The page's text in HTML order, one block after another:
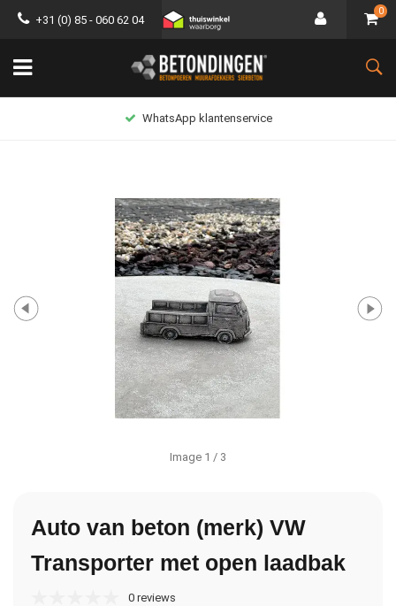
+31 (0) 85 - 060 62 04
0
WhatsApp klantenservice
Image 1 / 3
Auto van beton (merk) VW
Transporter met open laadbak
0 reviews